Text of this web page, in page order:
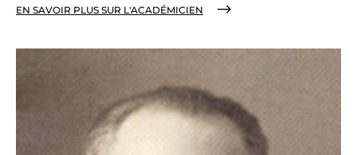
EN SAVOIR PLUS SUR L'ACADÉMICIEN